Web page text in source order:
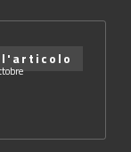
l'articolo